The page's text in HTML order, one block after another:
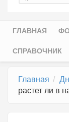
Главное
ГЛАВНАЯ
СПРАВОЧНИК
Главная
растет ли в